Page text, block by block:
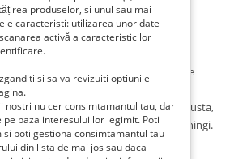
Sector 6,Publicat 3 săptămâni în urmă
Safety Star ca in poze.
pentru alpinism Camp Safety Star este
castii Safety Star sunt reglabile si
Campe Safety Star este usoara, robusta,
datorita sistemului suspendat de chingi.
produselor, si unul sau mai
caracteristi: utilizarea unor date
activă a caracteristicilor
si sa va revizuiti optiunile
nostri nu cer consimtamantul tau, dar
baza interesului lor legimit. Poti
poti gestiona consimtamantul tau
din lista de mai jos sau daca